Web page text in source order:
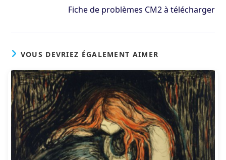
Fiche de problèmes CM2 à télécharger
VOUS DEVRIEZ ÉGALEMENT AIMER